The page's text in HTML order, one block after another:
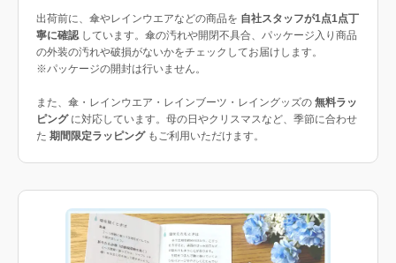
出荷前に、傘やレインウエアなどの商品を 自社スタッフが1点1点丁
寧に確認 しています。傘の汚れや開閉不具合、パッケージ入り商品
の外装の汚れや破損がないかをチェックしてお届けします。
※パッケージの開封は行いません。
また、傘・レインウエア・レインブーツ・レイングッズの 無料ラッ
ピングに対応しています。母の日やクリスマスなど、季節に合わせ
た 期間限定ラッピングもご利用いただけます。